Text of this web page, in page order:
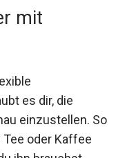
mit
es dir, die
einzustellen. So
oder Kaffee